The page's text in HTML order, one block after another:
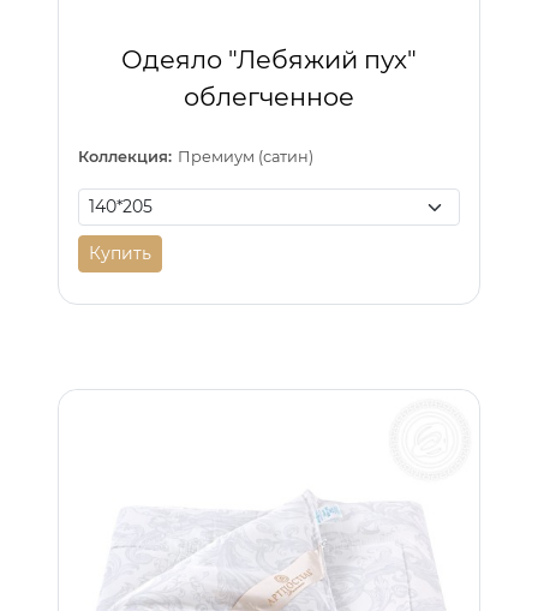
Одеяло "Лебяжий пух"
облегченное
Коллекция: Премиум (сатин)
Купить